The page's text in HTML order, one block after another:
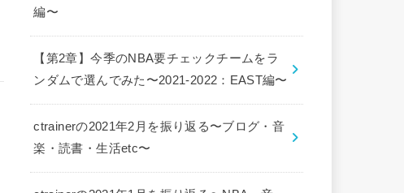
編〜
【第2章】今季のNBA要チェックチームをラ
ンダムで選んでみた〜2021-2022：EAST編〜
ctrainerの2021年2月を振り返る〜ブログ・音
楽・読書・生活etc〜